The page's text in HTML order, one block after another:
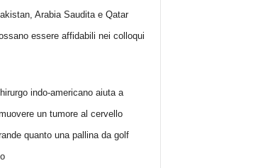
Arabia Saudita e Qatar
essere affidabili nei colloqui
indo-americano aiuta a
un tumore al cervello
quanto una pallina da golf